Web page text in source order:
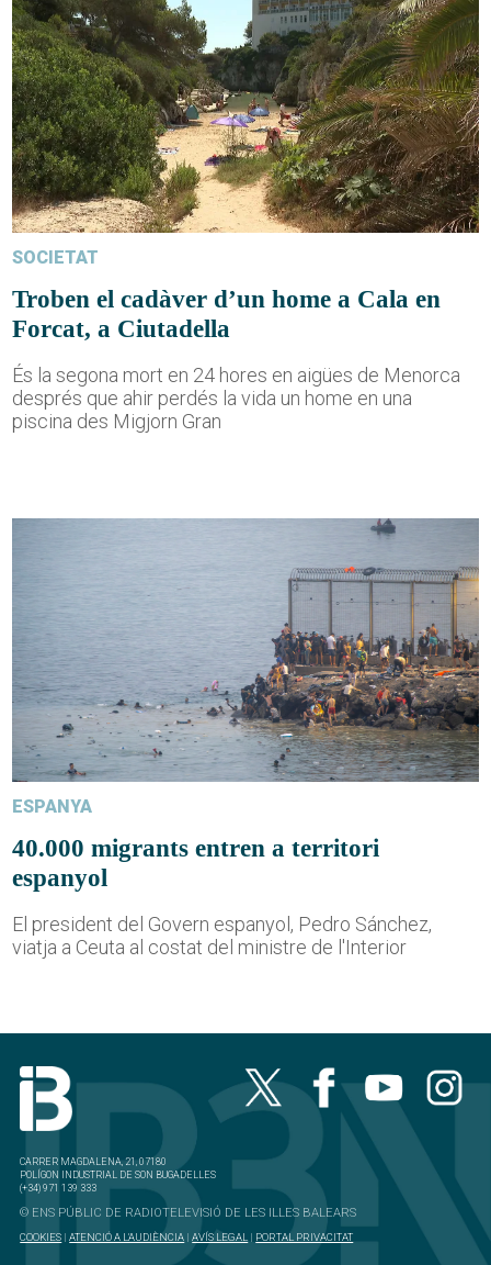
SOCIETAT
Troben el cadàver d’un home a Cala en
Forcat, a Ciutadella
És la segona mort en 24 hores en aigües de Menorca
després que ahir perdés la vida un home en una
piscina des Migjorn Gran
ESPANYA
40.000 migrants entren a territori
espanyol
El president del Govern espanyol, Pedro Sánchez,
viatja a Ceuta al costat del ministre de l'Interior
CARRER MAGDALENA, 21, 07180
POLÍGON INDUSTRIAL DE SON BUGADELLES
(+34) 971 139 333
© ENS PÚBLIC DE RADIOTELEVISIÓ DE LES ILLES BALEARS
COOKIES |ATENCIÓ A L'AUDIÈNCIA |AVÍS LEGAL | PORTAL PRIVACITAT